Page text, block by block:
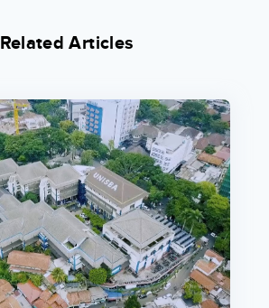
Related Articles